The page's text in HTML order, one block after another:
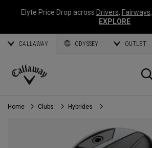
Elyte Price Drop across Drivers, Fairways,
EXPLORE
CALLAWAY ODYSSEY OUTLET
Callaway
Golf
Home Clubs Hybrides